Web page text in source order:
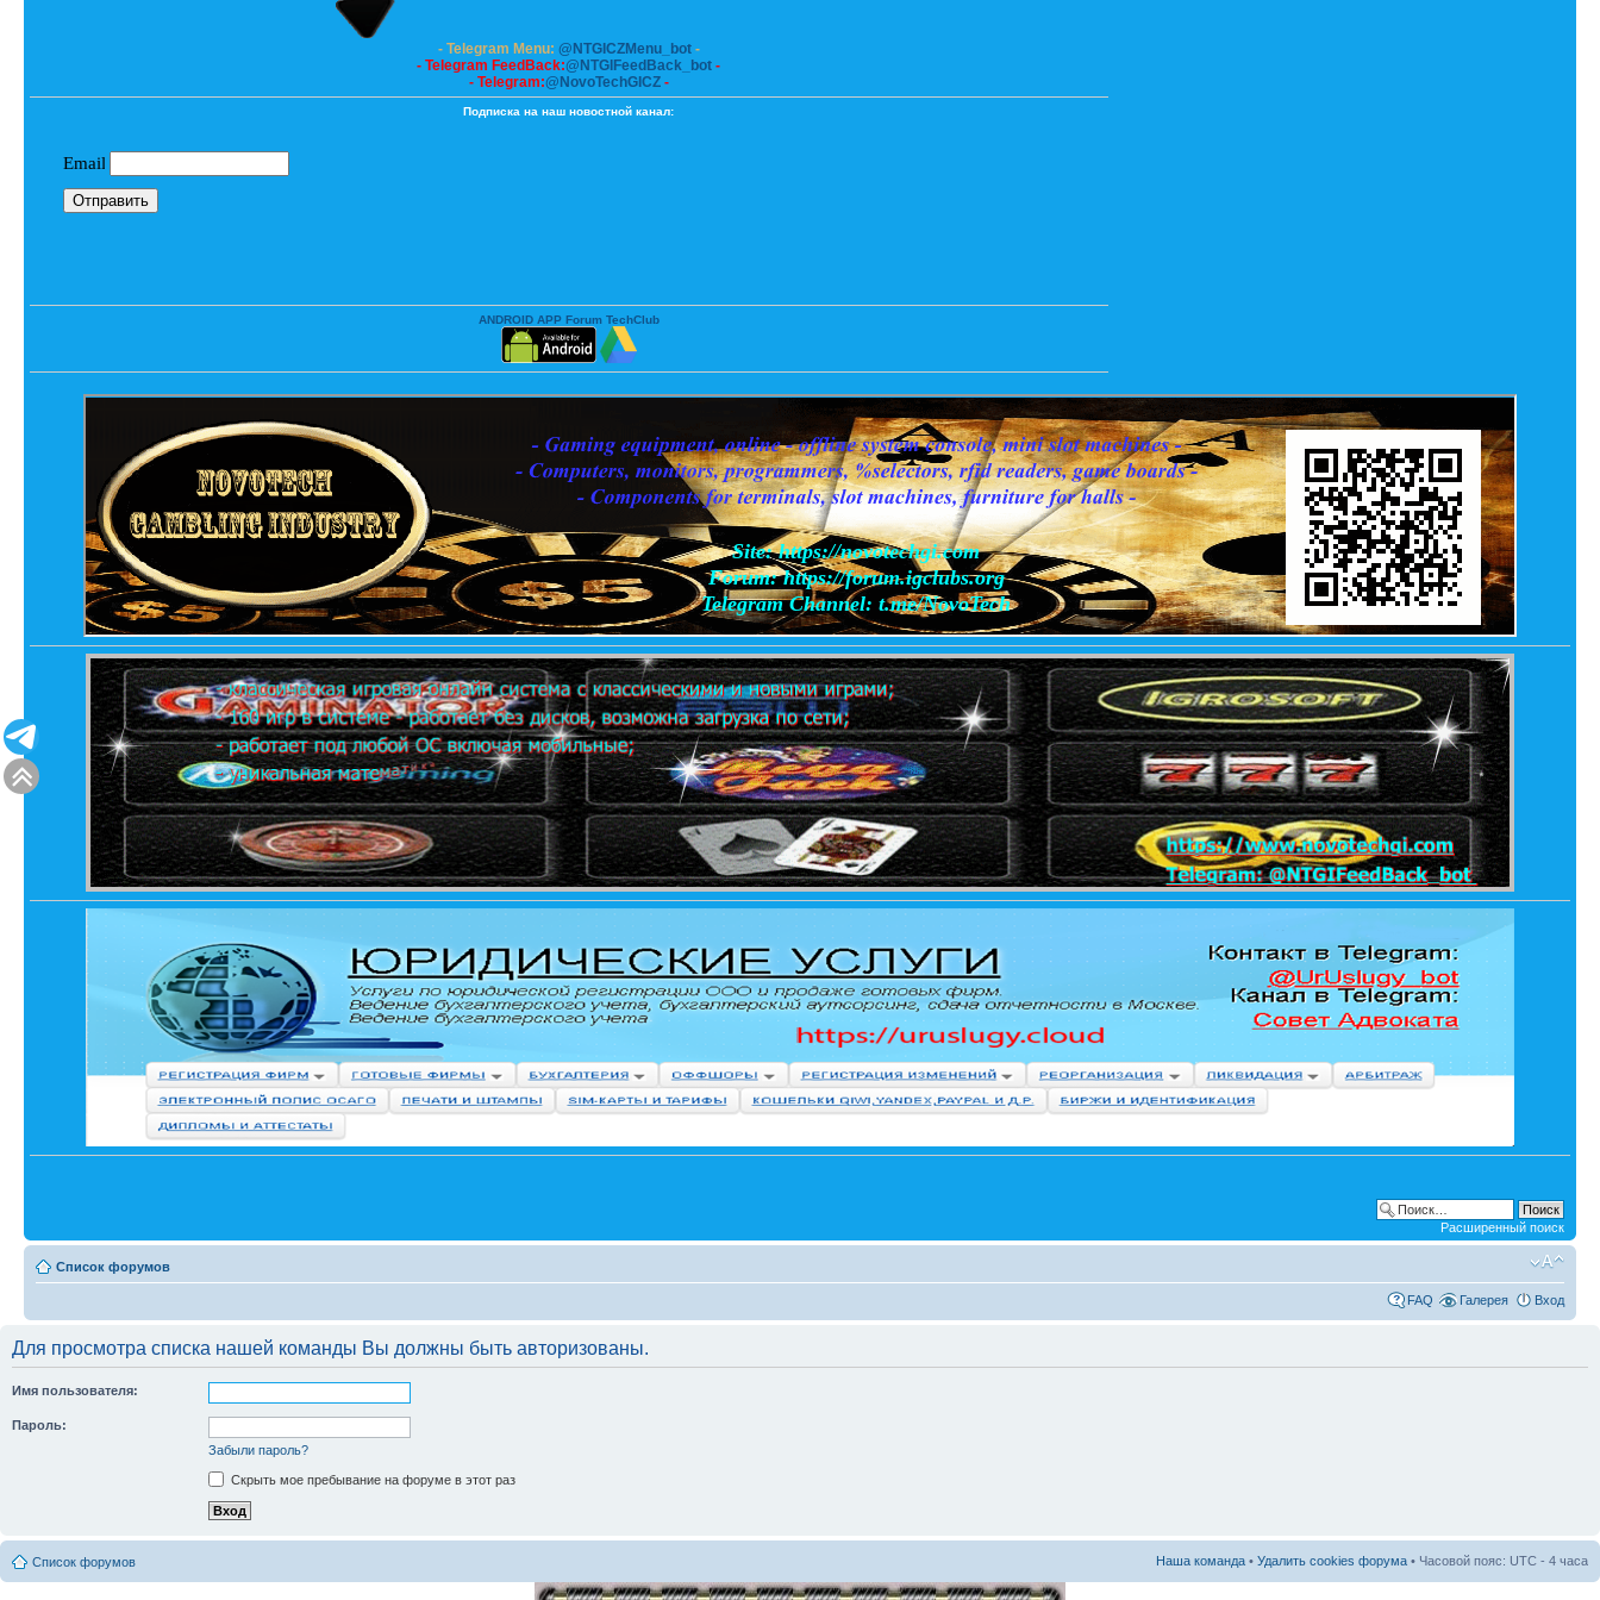
- Telegram Menu: @NTGICZMenu_bot-
- Telegram FeedBack:@NTGIFeedBack_bot -
- Telegram:@NovoTechGICZ-
Подписка на наш новостной канал:
ANDROID APP Forum TechClub
Расширенный поиск
Список форумов
FAQ Галерея Вход
Для просмотра списка нашей команды Вы должны быть авторизованы.
Имя пользователя:
Пароль:
Забыли пароль?
Скрыть мое пребывание на форуме в этот раз
Список форумов Наша команда • Удалить cookies форума • Часовой пояс: UTC - 4 часа